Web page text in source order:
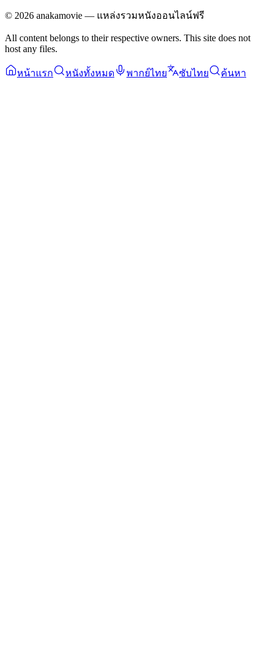
© 2026 anakamovie — แหล่งรวมหนังออนไลน์ฟรี
All content belongs to their respective owners. This site does not
host any files.
หน้าแรก หนังทั้งหมด พากย์ไทย ซับไทย ค้นหา